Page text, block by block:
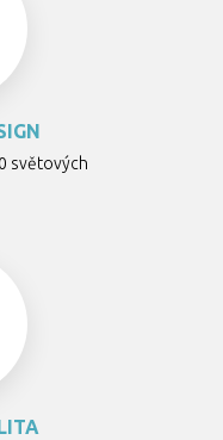
světových